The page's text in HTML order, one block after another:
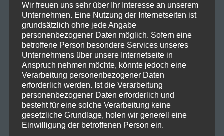
Live darf man sich auf ein Set zwischen Nostalgie und
Relevanz freuen: ein Streifzug durch Jahrzehnte
musikalischer Innovation, vorgetragen mit der
lässigen Autorität eines Mannes, der längst zur
Legende geworden ist – und dennoch nie stehen
geblieben ist.
Tour Daten:
08.10.2025, Köln – LANXESS arena
14.10.2025, München – Olympiahalle
16.10.2025, Berlin – Uber Arena
Wir freuen uns sehr über Ihr Interesse an unserem
Unternehmen. Eine Nutzung der Internetseiten ist
grundsätzlich ohne jede Angabe
personenbezogener Daten möglich. Sofern eine
betroffene Person besondere Services unseres
Unternehmens über unsere Internetseite in
Anspruch nehmen möchte, könnte jedoch eine
Verarbeitung personenbezogener Daten
erforderlich werden. Ist die Verarbeitung
personenbezogener Daten erforderlich und
besteht für eine solche Verarbeitung keine
gesetzliche Grundlage, holen wir generell eine
Einwilligung der betroffenen Person ein.